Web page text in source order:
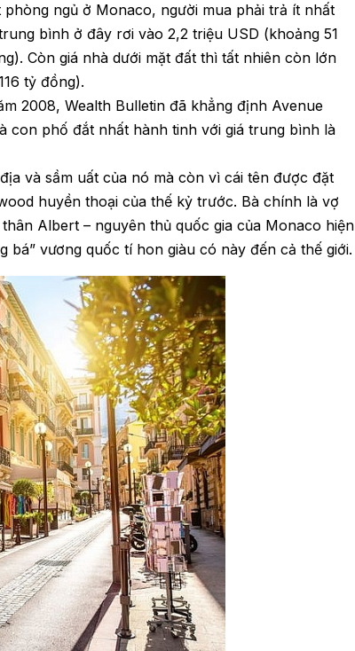
ngủ ở Monaco, người mua phải trả ít nhất
bình ở đây rơi vào 2,2 triệu USD (khoảng 51
Còn giá nhà dưới mặt đất thì tất nhiên còn lớn
tỷ đồng).
2008, Wealth Bulletin đã khẳng định Avenue
con phố đắt nhất hành tinh với giá trung bình là
và sầm uất của nó mà còn vì cái tên được đặt
huyền thoại của thế kỷ trước. Bà chính là vợ
Albert – nguyên thủ quốc gia của Monaco hiện
bá” vương quốc tí hon giàu có này đến cả thế giới.